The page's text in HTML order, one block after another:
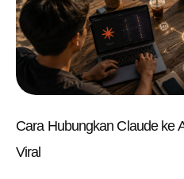
Cara Hubungkan Claude ke
Viral